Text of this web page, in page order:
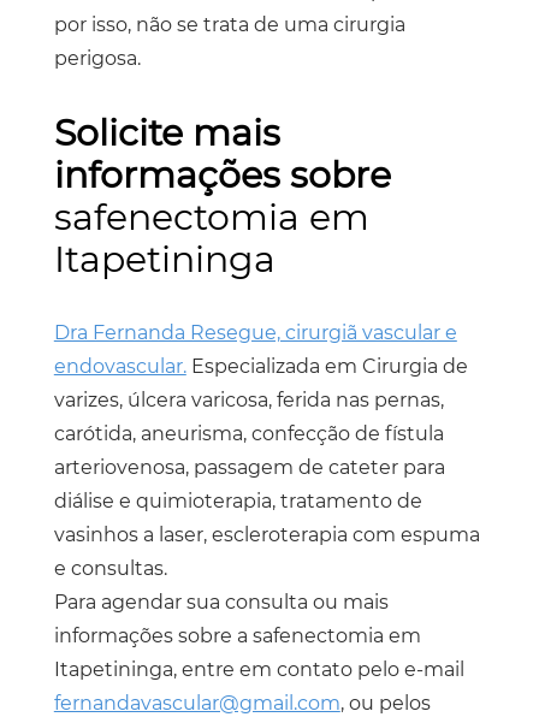
por isso, não se trata de uma cirurgia
perigosa.
Solicite mais
informações sobre
safenectomia em
Itapetininga
Dra Fernanda Resegue, cirurgiã vascular e
endovascular.Especializada em Cirurgia de
varizes, úlcera varicosa, ferida nas pernas,
carótida, aneurisma, confecção de fístula
arteriovenosa, passagem de cateter para
diálise e quimioterapia, tratamento de
vasinhos a laser, escleroterapia com espuma
e consultas.
Para agendar sua consulta ou mais
informações sobre a safenectomia em
Itapetininga, entre em contato pelo e-mail
fernandavascular@gmail.com, ou pelos